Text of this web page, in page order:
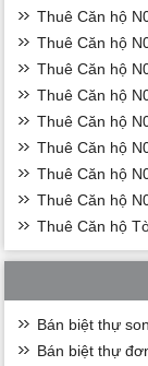
Thuê Căn hộ
Thuê Căn hộ
Thuê Căn hộ
Thuê Căn hộ
Thuê Căn hộ
Thuê Căn hộ
Thuê Căn hộ
Thuê Căn hộ
Thuê Căn hộ
Bán biệt thự
Bán biệt thự